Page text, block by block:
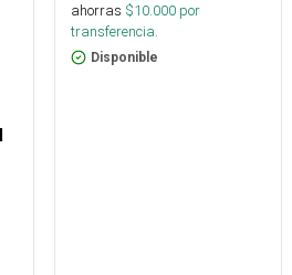
ahorras $10.000 por
transferencia.
Disponible